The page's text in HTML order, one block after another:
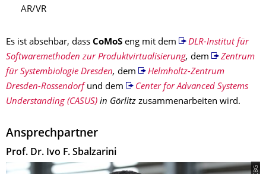
AR/VR
Es ist absehbar, dass CoMoS eng mit dem
DLR-Institut für
Softwaremethoden zur Produktvirtualisierung, dem
Zentrum
für Systembiologie Dresden, dem
Helmholtz-Zentrum
Dresden-Rossendorf und dem
Center for Advanced Systems
Understanding (CASUS) in Görlitz zusammenarbeiten wird.
Ansprechpartner
Prof. Dr. Ivo F. Sbalzarini